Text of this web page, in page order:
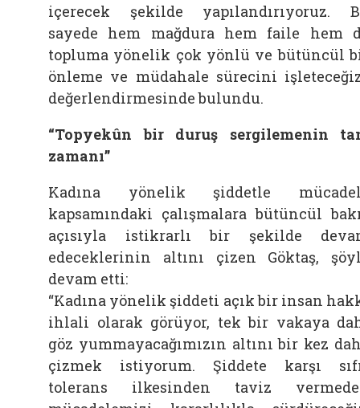
içerecek şekilde yapılandırıyoruz.
sayede hem mağdura hem faile hem
topluma yönelik çok yönlü ve bütüncül
önleme ve müdahale sürecini
değerlendirmesinde bulundu.
“Topyekûn bir duruş sergilemenin
zamanı”
Kadına yönelik şiddetle
kapsamındaki çalışmalara bütüncül
açısıyla istikrarlı bir şekilde
edeceklerinin altını çizen Göktaş,
devam etti:
“Kadına yönelik şiddeti açık bir insan
ihlali olarak görüyor, tek bir vakaya
göz yummayacağımızın altını bir kez
çizmek istiyorum. Şiddete karşı
tolerans ilkesinden taviz